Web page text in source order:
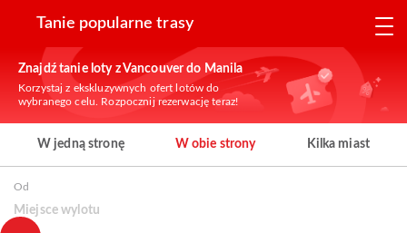
Tanie popularne trasy
Znajdź tanie loty z Vancouver do Manila
Korzystaj z ekskluzywnych ofert lotów do
wybranego celu. Rozpocznij rezerwację teraz!
W jedną stronę W obie strony Kilka miast
Od
Miejsce wylotu